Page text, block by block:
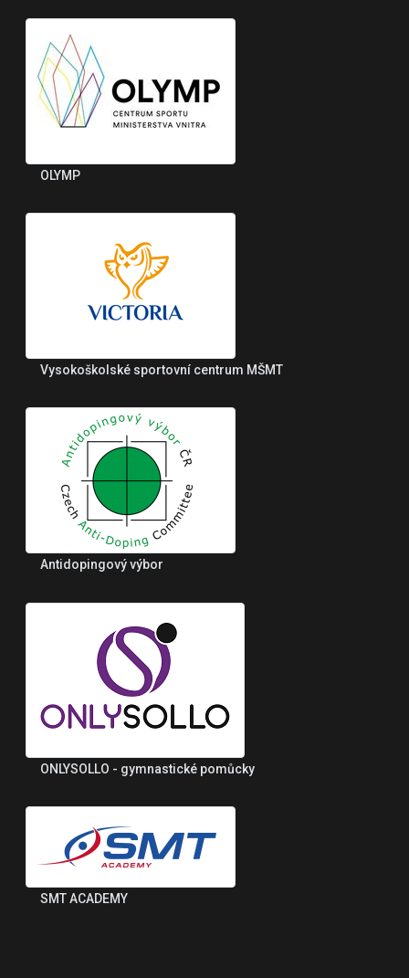
OLYMP
Vysokoškolské sportovní centrum MŠMT
Antidopingový výbor
ONLYSOLLO - gymnastické pomůcky
SMT ACADEMY